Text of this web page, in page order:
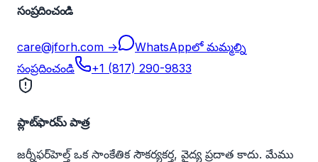
సంప్రదించండి
care@jforh.com →
WhatsAppలో మమ్మల్ని
సంప్రదించండి
+1 (817) 290-9833
ప్లాట్‌ఫారమ్ పాత్ర
జర్నీఫర్‌హెల్త్ ఒక సాంకేతిక సౌకర్యకర్త, వైద్య ప్రదాత కాదు. మేము